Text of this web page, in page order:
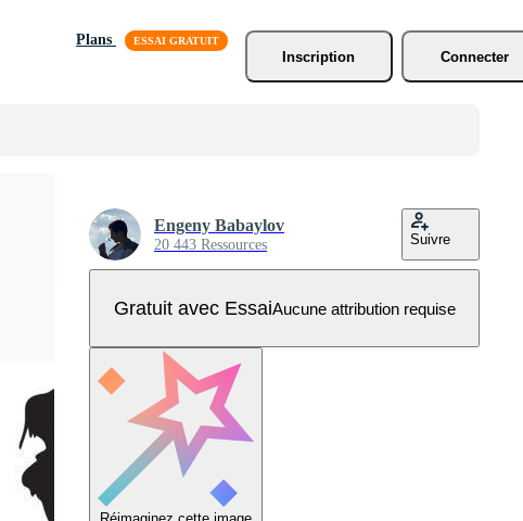
Plans
Inscription
Connecter
Engeny Babaylov
20 443 Ressources Suivre
Gratuit avec EssaiAucune attribution requise